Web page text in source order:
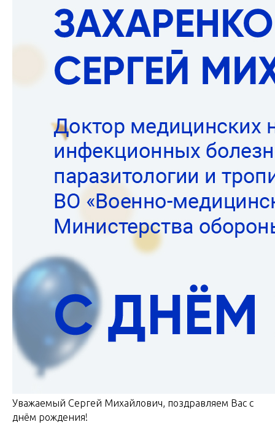
Уважаемый Сергей Михайлович, поздравляем Вас с
днём рождения!